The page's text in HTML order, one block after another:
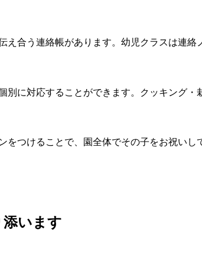
合う連絡帳があります。幼児クラスは連絡
に対応することができます。クッキング・
つけることで、園全体でその子をお祝いし
います